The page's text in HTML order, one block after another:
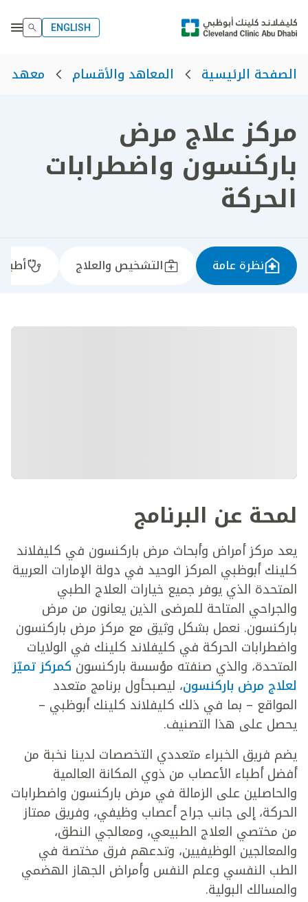
ENGLISH
الصفحة الرئيسية المعاهد والأقسام معهد
مركز علاج مرض
باركنسون واضطرابات
الحركة
نظرة عامة التشخيص والعلاج
لمحة عن البرنامج
يعد مركز أمراض وأبحاث مرض باركنسون في كليفلاند
كلينك أبوظبي المركز الوحيد في دولة الإمارات العربية
المتحدة الذي يوفر جميع خيارات العلاج الطبي
والجراحي المتاحة للمرضى الذين يعانون من مرض
باركنسون. نعمل بشكل وثيق مع مركز مرض باركنسون
واضطرابات الحركة في كليفلاند كلينك في الولايات
المتحدة، والذي صنفته مؤسسة باركنسون كمركز تميّز
لعلاج مرض باركنسون، ليصبحأول برنامج متعدد
المواقع – بما في ذلك كليفلاند كلينك أبوظبي –
يحصل على هذا التصنيف.
يضم فريق الخبراء متعددي التخصصات لدينا نخبة من
أفضل أطباء الأعصاب من ذوي المكانة العالمية
والحاصلين على الزمالة في مرض باركنسون واضطرابات
الحركة، إلى جانب جراح أعصاب وظيفي، وفريق ممتاز
من مختصي العلاج الطبيعي، ومعالجي النطق،
والمعالجين الوظيفيين، وتدعهم فرق مختصة في
الطب النفسي وعلم النفس وأمراض الجهاز الهضمي
والمسالك البولية.